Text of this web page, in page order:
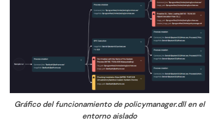
Gráfico del funcionamiento de policymanager.dll en el
entorno aislado